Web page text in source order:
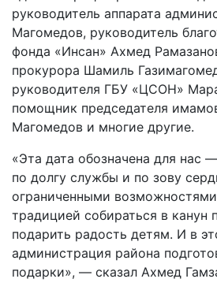
руководитель аппарата
Магомедов, руководитель
фонда «Инсан» Ахмед
прокурора Шамиль
руководителя ГБУ «ЦСОН»
помощник председателя
Магомедов и многие другие.
«Эта дата обозначена для нас
по долгу службы и по зову
ограниченными
традицией собираться в канун
подарить радость детям. И в
администрация района
подарки», — сказал Ахмед